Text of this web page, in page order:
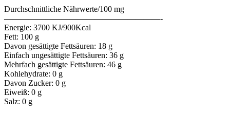
Durchschnittliche Nährwerte/100 mg
———————————————————-
Energie: 3700 KJ/900Kcal
Fett: 100 g
Davon gesättigte Fettsäuren: 18 g
Einfach ungesättigte Fettsäuren: 36 g
Mehrfach gesättigte Fettsäuren: 46 g
Kohlehydrate: 0 g
Davon Zucker: 0 g
Eiweiß: 0 g
Salz: 0 g